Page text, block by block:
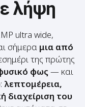
ultra wide,
της πρώτης
φως— και
λεπτομέρεια,
διαχείριση του
αυτόματα σε
ήταν